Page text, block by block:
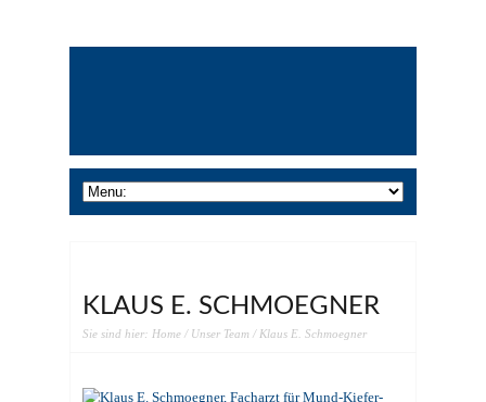
KLAUS E. SCHMOEGNER
Sie sind hier: Home / Unser Team / Klaus E. Schmoegner